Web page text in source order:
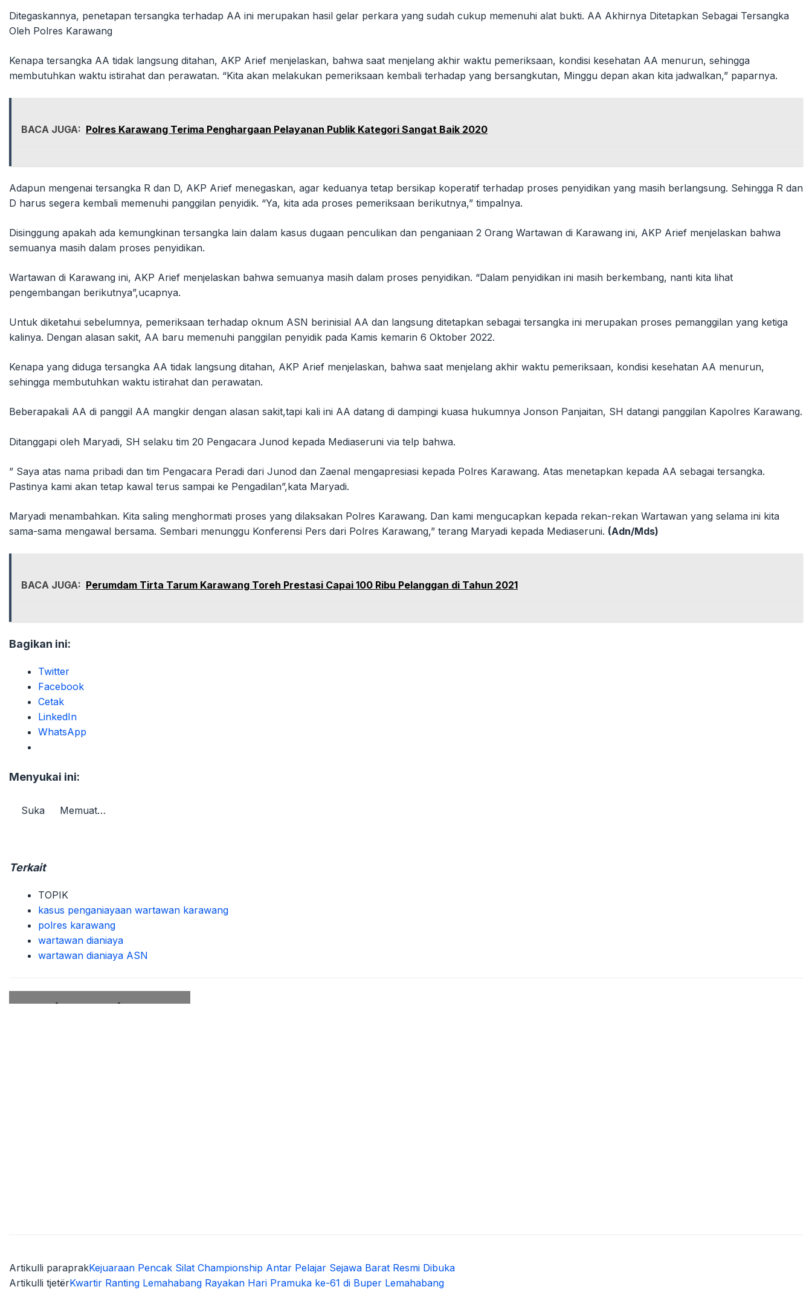
Ditegaskannya, penetapan tersangka terhadap AA ini merupakan hasil gelar perkara yang sudah cukup memenuhi alat bukti. AA Akhirnya Ditetapkan Sebagai Tersangka
Oleh Polres Karawang
Kenapa tersangka AA tidak langsung ditahan, AKP Arief menjelaskan, bahwa saat menjelang akhir waktu pemeriksaan, kondisi kesehatan AA menurun, sehingga
membutuhkan waktu istirahat dan perawatan. “Kita akan melakukan pemeriksaan kembali terhadap yang bersangkutan, Minggu depan akan kita jadwalkan,” paparnya.
BACA JUGA: Polres Karawang Terima Penghargaan Pelayanan Publik Kategori Sangat Baik 2020
Adapun mengenai tersangka R dan D, AKP Arief menegaskan, agar keduanya tetap bersikap koperatif terhadap proses penyidikan yang masih berlangsung. Sehingga R dan
D harus segera kembali memenuhi panggilan penyidik. “Ya, kita ada proses pemeriksaan berikutnya,” timpalnya.
Disinggung apakah ada kemungkinan tersangka lain dalam kasus dugaan penculikan dan penganiaan 2 Orang Wartawan di Karawang ini, AKP Arief menjelaskan bahwa
semuanya masih dalam proses penyidikan.
Wartawan di Karawang ini, AKP Arief menjelaskan bahwa semuanya masih dalam proses penyidikan. “Dalam penyidikan ini masih berkembang, nanti kita lihat
pengembangan berikutnya”,ucapnya.
Untuk diketahui sebelumnya, pemeriksaan terhadap oknum ASN berinisial AA dan langsung ditetapkan sebagai tersangka ini merupakan proses pemanggilan yang ketiga
kalinya. Dengan alasan sakit, AA baru memenuhi panggilan penyidik pada Kamis kemarin 6 Oktober 2022.
Kenapa yang diduga tersangka AA tidak langsung ditahan, AKP Arief menjelaskan, bahwa saat menjelang akhir waktu pemeriksaan, kondisi kesehatan AA menurun,
sehingga membutuhkan waktu istirahat dan perawatan.
Beberapakali AA di panggil AA mangkir dengan alasan sakit,tapi kali ini AA datang di dampingi kuasa hukumnya Jonson Panjaitan, SH datangi panggilan Kapolres Karawang.
Ditanggapi oleh Maryadi, SH selaku tim 20 Pengacara Junod kepada Mediaseruni via telp bahwa.
” Saya atas nama pribadi dan tim Pengacara Peradi dari Junod dan Zaenal mengapresiasi kepada Polres Karawang. Atas menetapkan kepada AA sebagai tersangka.
Pastinya kami akan tetap kawal terus sampai ke Pengadilan”,kata Maryadi.
Maryadi menambahkan. Kita saling menghormati proses yang dilaksakan Polres Karawang. Dan kami mengucapkan kepada rekan-rekan Wartawan yang selama ini kita
sama-sama mengawal bersama. Sembari menunggu Konferensi Pers dari Polres Karawang,” terang Maryadi kepada Mediaseruni. (Adn/Mds)
BACA JUGA: Perumdam Tirta Tarum Karawang Toreh Prestasi Capai 100 Ribu Pelanggan di Tahun 2021
Bagikan ini:
Twitter
Facebook
Cetak
LinkedIn
WhatsApp
Menyukai ini:
Suka Memuat…
Terkait
TOPIK
kasus penganiayaan wartawan karawang
polres karawang
wartawan dianiaya
wartawan dianiaya ASN
Artikulli paraprakKejuaraan Pencak Silat Championship Antar Pelajar Sejawa Barat Resmi Dibuka
Artikulli tjetërKwartir Ranting Lemahabang Rayakan Hari Pramuka ke-61 di Buper Lemahabang